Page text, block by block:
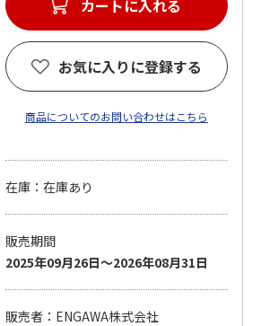
お気に入りに登録する
商品についてのお問い合わせはこちら
在庫：在庫あり
販売期間
2025年09月26日～2026年08月31日
販売者：ENGAWA株式会社